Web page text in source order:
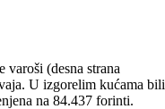
(desna strana
U izgorelim kućama bili
na 84.437 forinti.